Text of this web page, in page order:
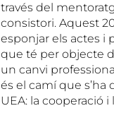
través del
consistori. Aquest
esponjar els actes i
que té per objecte
un canvi
és el camí que s’ha
UEA: la cooperació